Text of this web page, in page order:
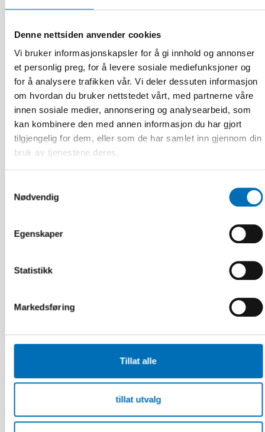
Denne nettsiden anvender cookies
Vi bruker informasjonskapsler for å gi innhold og annonser
et personlig preg, for å levere sosiale mediefunksjoner og
for å analysere trafikken vår. Vi deler dessuten informasjon
om hvordan du bruker nettstedet vårt, med partnerne våre
innen sosiale medier, annonsering og analysearbeid, som
kan kombinere den med annen informasjon du har gjort
tilgjengelig for dem, eller som de har samlet inn gjennom din
bruk av tjenestene deres.
Nødvendig
Egenskaper
Statistikk
Markedsføring
Tillat alle
tillat utvalg
Gøran Gregor Caspian Andreas
Forsgren
Senior Adviser and Project Manager on
Deafblind Issues, Nordic Welfare Centre
Lektor, Diamanten skole, Statped, Norge